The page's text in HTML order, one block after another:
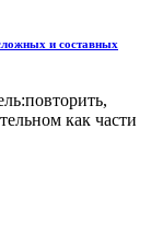
и составных
как части